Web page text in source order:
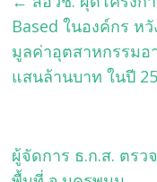
Based ในองค์กร ห
มูลค่าอุตสาหกรรมอ
แสนล้านบาท ในปี
ผู้จัดการ ธ.ก.ส. ตร